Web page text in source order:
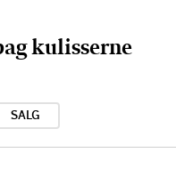
kulisserne
SALG